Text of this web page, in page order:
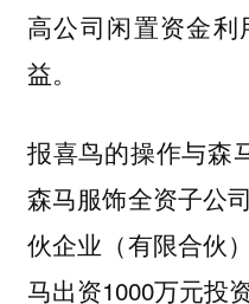
高公司闲置资金
益。
报喜鸟的操作与森
森马服饰全资子公
伙企业（有限合伙
马出资1000万元投